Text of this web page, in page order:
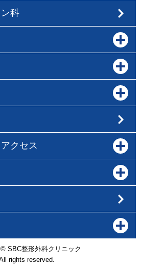
科
クセス
SBC整形外科クリニック
rights reserved.